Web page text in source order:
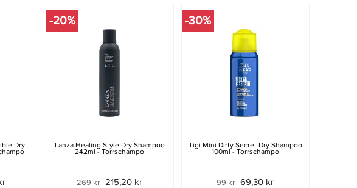
Dry
-20%
Lanza Healing Style Dry Shampoo
242ml - Torrschampo
269 kr 215,20 kr
-30%
Tigi Mini Dirty Secret Dry Shampoo
100ml - Torrschampo
99 kr 69,30 kr